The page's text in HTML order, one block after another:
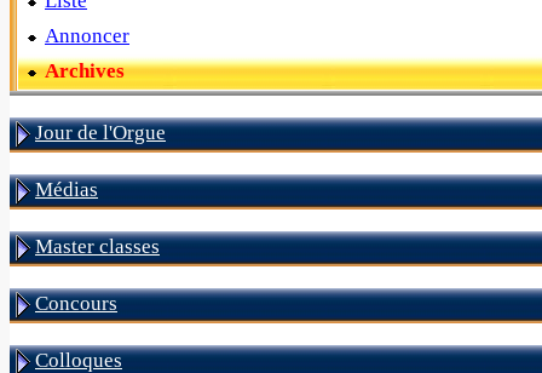
Annoncer
Archives
Jour de l'Orgue
Médias
Master classes
Concours
Colloques